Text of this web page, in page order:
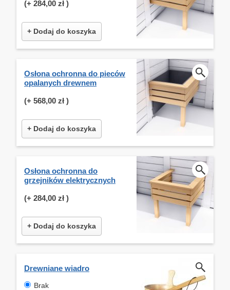
(+ 284,00 zł )
+ Dodaj do koszyka
Osłona ochronna do pieców
opalanych drewnem
(+ 568,00 zł )
+ Dodaj do koszyka
Osłona ochronna do
grzejników elektrycznych
(+ 284,00 zł )
+ Dodaj do koszyka
Drewniane wiadro
Brak